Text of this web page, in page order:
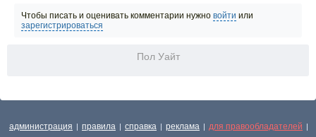
Чтобы писать и оценивать комментарии нужно войти или
зарегистрироваться
Пол Уайт
администрация | правила | справка | реклама | для правообладателей |